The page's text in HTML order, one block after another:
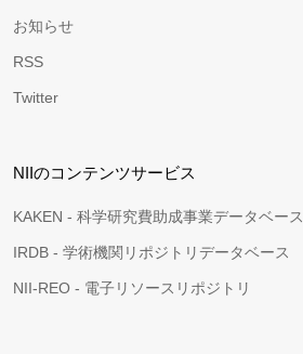
お知らせ
RSS
Twitter
NIIのコンテンツサービス
KAKEN - 科学研究費助成事業データベース
IRDB - 学術機関リポジトリデータベース
NII-REO - 電子リソースリポジトリ